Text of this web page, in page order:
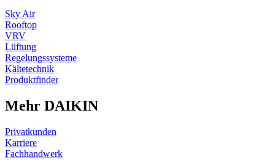
Sky Air
Rooftop
VRV
Lüftung
Regelungssysteme
Kältetechnik
Produktfinder
Mehr DAIKIN
Privatkunden
Karriere
Fachhandwerk